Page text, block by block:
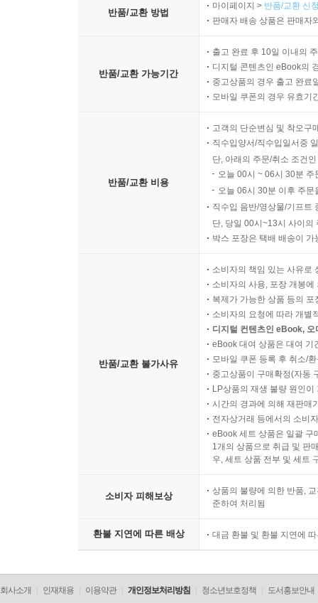
반품/교환 방법
마이페이지 > 반품/교환 신
판매자 배송 상품은 판매자
반품/교환 가능기간
출고 완료 후 10일 이내의
디지털 콘텐츠인 eBook의
중고상품의 경우 출고 완료
모바일 쿠폰의 경우 유효기
반품/교환 비용
고객의 단순변심 및 착오구
직수입양서/직수입일서중
단, 아래의 주문/취소 조건
오늘 00시 ~ 06시 30분
오늘 06시 30분 이후 주
직수입 음반/영상물/기프트
단, 당일 00시~13시 사이의
박스 포장은 택배 배송이
반품/교환 불가사유
소비자의 책임 있는 사유로
소비자의 사용, 포장 개봉
복제가 가능한 상품 등의
소비자의 요청에 따라 개별
디지털 컨텐츠인 eBook,
eBook 대여 상품은 대여 기
모바일 쿠폰 등록 후 취소/
중고상품이 구매확정(자동
LP상품의 재생 불량 원인
시간의 경과에 의해 재판매
전자상거래 등에서의 소비
eBook 세트 상품은 일괄 구
1개의 상품으로 취급 및 판
우, 세트 상품 전부 및 세트
소비자 피해보상
상품의 불량에 의한 반품,
준하여 처리됨
환불 지연에 따른 배상 대금 환불 및 환불 지연에
회사소개 인재채용 이용약관 개인정보처리방침 청소년보호정책 도서홍보안내